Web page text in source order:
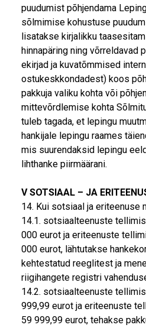
puudumist põhjendama
sõlmimise kohustuse
lisatakse kirjalikku
hinnapäring ning võrreldavad
ekirjad ja kuvatõmmised
ostukeskkondadest) koos
pakkuja valiku kohta või
mittevõrdlemise kohta
tuleb tagada, et lepingu
hankijale lepingu raames
mis suurendaksid lepingu
lihthanke piirmäärani.
V SOTSIAAL – JA
14. Kui sotsiaal ja eriteenuse
14.1. sotsiaalteenuste
000 eurot ja eriteenuste
000 eurot, lähtutakse
kehtestatud reeglitest ja
riigihangete registri
14.2. sotsiaalteenuste
999,99 eurot ja eriteenuste
59 999,99 eurot, tehakse